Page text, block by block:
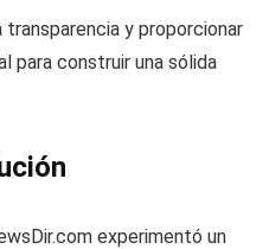
y proporcionar
para construir una sólida
experimentó un